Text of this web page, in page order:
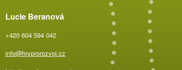
Lucie Beranová
+420 604 594 042
info@hryprorozvoj.cz